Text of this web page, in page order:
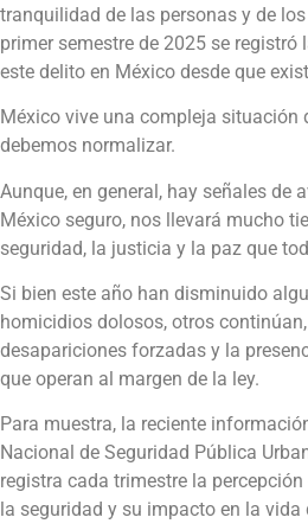
tranquilidad de las personas y de
primer semestre de 2025 se
este delito en México desde que
México vive una compleja situación
debemos normalizar.
Aunque, en general, hay señales de
México seguro, nos llevará mucho
seguridad, la justicia y la paz que
Si bien este año han disminuido
homicidios dolosos, otros
desapariciones forzadas y la
que operan al margen de la ley.
Para muestra, la reciente
Nacional de Seguridad Pública
registra cada trimestre la
la seguridad y su impacto en la vida